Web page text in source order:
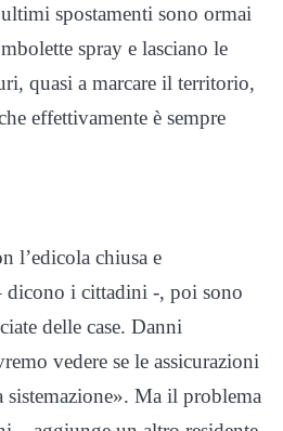
spostamenti sono ormai
spray e lasciano le
quasi a marcare il territorio,
effettivamente è sempre
l’edicola chiusa e
dicono i cittadini -, poi sono
delle case. Danni
vedere se le assicurazioni
sistemazione». Ma il problema